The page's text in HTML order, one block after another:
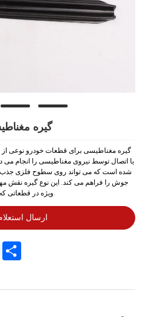
گیره
گیره مغناطیسی برای قطعات خودرو نوعی
یا اتصال توسط نیروی مغناطیسی را انجام می
شده است که می تواند روی سطوح فلزی جذب
جوش را فراهم می کند. این نوع گیره نقش
ویژه در قطعاتی که نیاز به جداسازی و مونتاژ مکرر دارند.
ارسال
LinkedIn